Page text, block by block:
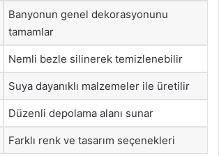
Banyonun genel dekorasyonunu
tamamlar
Nemli bezle silinerek temizlenebilir
Suya dayanıklı malzemeler ile üretilir
Düzenli depolama alanı sunar
Farklı renk ve tasarım seçenekleri